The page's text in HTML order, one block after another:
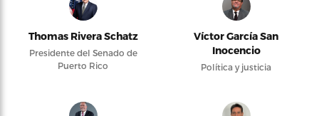
Thomas Rivera Schatz
Presidente del Senado de
Puerto Rico
Víctor García San
Inocencio
Política y justicia